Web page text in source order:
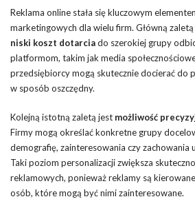
Reklama online stała się kluczowym
marketingowych dla wielu firm. Główną
niski koszt dotarciado szerokiej grupy
platformom, takim jak media
przedsiębiorcy mogą skutecznie docierać do
w sposób oszczędny.
Kolejną istotną zaletą jest możliwość
Firmy mogą określać konkretne grupy
demografię, zainteresowania czy zachowania
Taki poziom personalizacji zwiększa
reklamowych, ponieważ reklamy są
osób, które mogą być nimi zainteresowane.